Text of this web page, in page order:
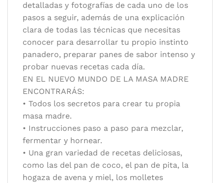
detalladas y fotografías de cada uno de los
pasos a seguir, además de una explicación
clara de todas las técnicas que necesitas
conocer para desarrollar tu propio instinto
panadero, preparar panes de sabor intenso y
probar nuevas recetas cada día.
EN EL NUEVO MUNDO DE LA MASA MADRE
ENCONTRARÁS:
• Todos los secretos para crear tu propia
masa madre.
• Instrucciones paso a paso para mezclar,
fermentar y hornear.
• Una gran variedad de recetas deliciosas,
como las del pan de coco, el pan de pita, la
hogaza de avena y miel, los molletes